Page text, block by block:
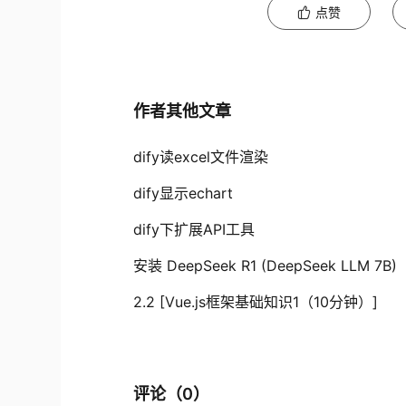
点赞
作者其他文章
dify读excel文件渲染
dify显示echart
dify下扩展API工具
安装 DeepSeek R1 (DeepSeek LLM 7B)
2.2 [Vue.js框架基础知识1（10分钟）]
评论（0）